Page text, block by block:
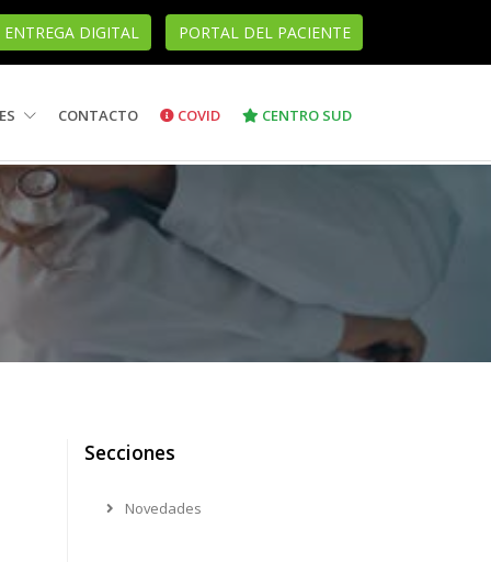
ENTREGA DIGITAL PORTAL DEL PACIENTE
CONTACTO COVID CENTRO SUD
Secciones
Novedades